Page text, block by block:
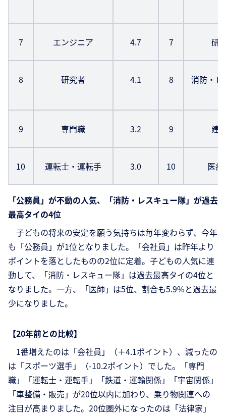
7 エンジニア 4.7 7 研
8 研究者 4.1 8
消防・
9 専門職 3.2 9 建
10 運転士・運転手 3.0 10 医
「公務員」が不動の人気、「消防・レスキュー隊」が過去
最高タイの4位
子どもの将来の安定を願う気持ちは毎年変わらず、今年
も「公務員」が1位となりました。「会社員」は昨年より
ポイントを落としたものの2位に定着。子どもの人気に連
動して、「消防・レスキュー隊」は過去最高タイの4位と
なりました。一方、「医師」は5位、割合も5.9%と過去最
少になりました。
【20年前との比較】
1番増えたのは「会社員」（＋4.1ポイント）、減ったの
は「スポーツ選手」（-10.2ポイント）でした。「専門
職」「運転士・運転手」「鉄道・運輸関係」「宇宙関係」
「車整備・販売」が20位以内に加わり、乗り物関連への
注目が高まりました。20位圏外になったのは「法律家」